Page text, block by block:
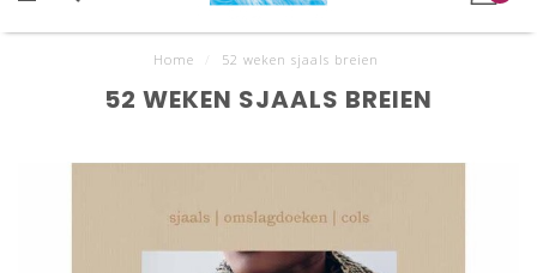
Home 52 weken sjaals breien
52 WEKEN SJAALS BREIEN